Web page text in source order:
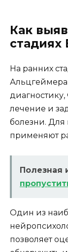
Как
стадиях
На ранних
лечение и
болезни.
применяют
Полезная
Один из
позволяет